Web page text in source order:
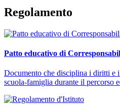
Regolamento
Patto educativo di
Documento che disciplina i diritti e
scuola-famiglia durante il percorso